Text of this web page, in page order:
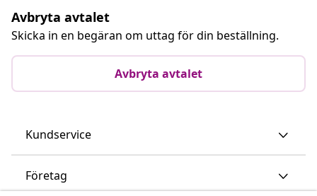
Avbryta avtalet
Skicka in en begäran om uttag för din beställning.
Avbryta avtalet
Kundservice
Företag